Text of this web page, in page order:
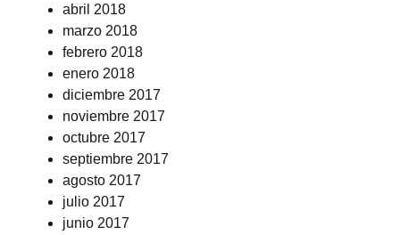
abril 2018
marzo 2018
febrero 2018
enero 2018
diciembre 2017
noviembre 2017
octubre 2017
septiembre 2017
agosto 2017
julio 2017
junio 2017